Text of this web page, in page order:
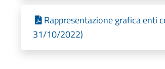
Rappresentazione grafica
31/10/2022)